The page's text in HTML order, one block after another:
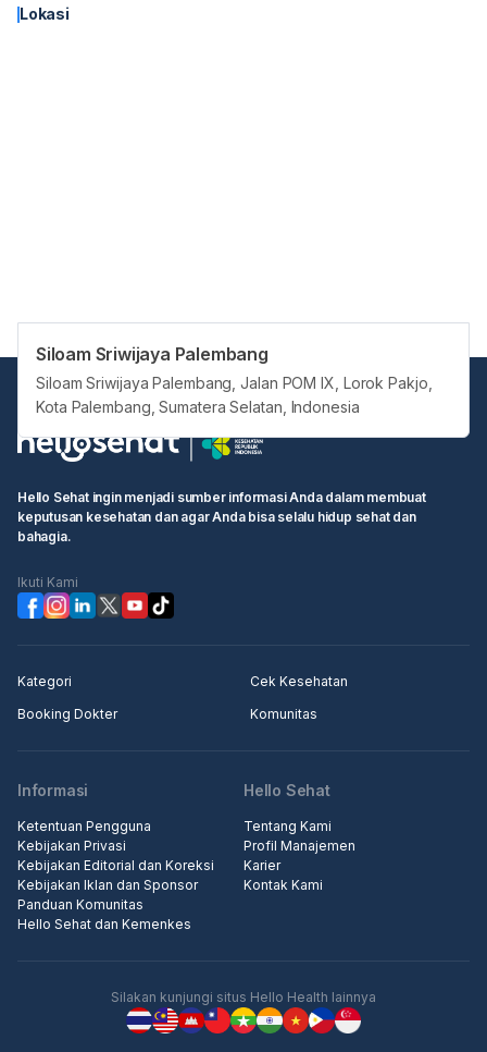
Lokasi
Siloam Sriwijaya Palembang
Siloam Sriwijaya Palembang, Jalan POM IX, Lorok Pakjo,
Kota Palembang, Sumatera Selatan, Indonesia
Hello Sehat ingin menjadi sumber informasi Anda dalam membuat
keputusan kesehatan dan agar Anda bisa selalu hidup sehat dan
bahagia.
Ikuti Kami
Kategori
Cek Kesehatan
Booking Dokter
Komunitas
Informasi
Ketentuan Pengguna
Kebijakan Privasi
Kebijakan Editorial dan Koreksi
Kebijakan Iklan dan Sponsor
Panduan Komunitas
Hello Sehat dan Kemenkes
Hello Sehat
Tentang Kami
Profil Manajemen
Karier
Kontak Kami
Silakan kunjungi situs Hello Health lainnya